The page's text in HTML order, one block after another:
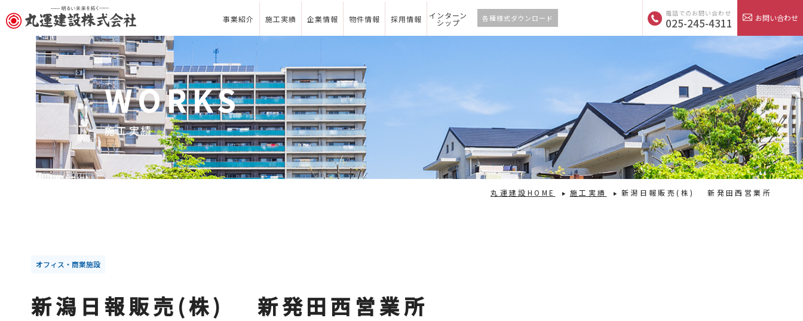
電話でのお問い合わせ
025-245-4311 お問い合わせ
各種様式ダウンロード
事業紹介 施工実績 企業情報 物件情報 採用情報 インターン
シップ
施工実績
WORKS
丸運建設HOME 施工実績 新潟日報販売(株) 新発田西営業所
オフィス・商業施設
新潟日報販売(株) 新発田西営業所